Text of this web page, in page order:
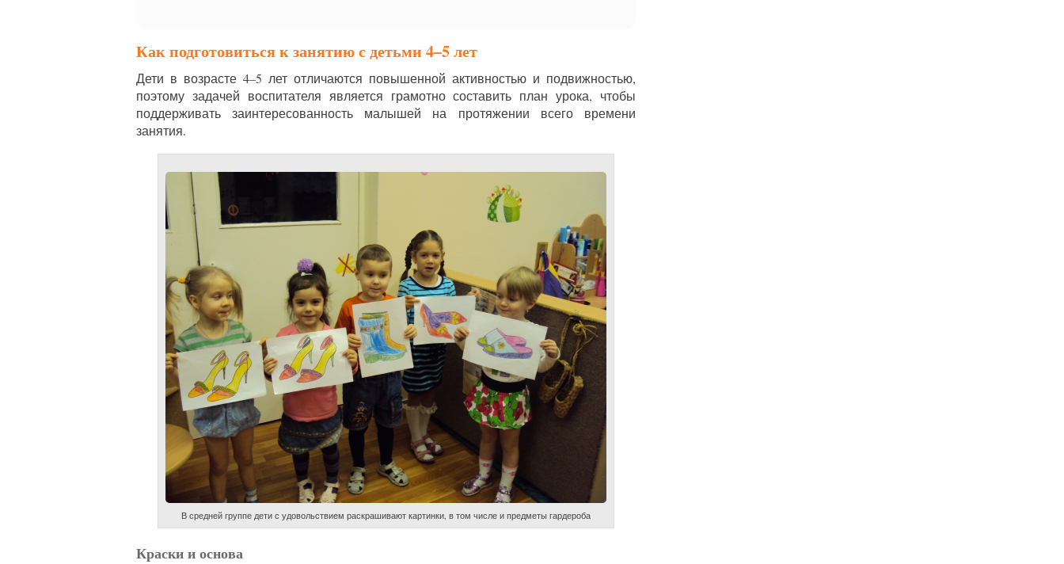
Как подготовиться к занятию с детьми 4–5 лет
Дети в возрасте 4–5 лет отличаются повышенной активностью и подвижностью,
поэтому задачей воспитателя является грамотно составить план урока, чтобы
поддерживать заинтересованность малышей на протяжении всего времени
занятия.
В средней группе дети с удовольствием раскрашивают картинки, в том числе и предметы гардероба
Краски и основа